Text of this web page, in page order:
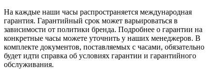
На каждые наши часы распространяется международная
гарантия. Гарантийный срок может варьироваться в
зависимости от политики бренда. Подробнее о гарантии на
конкретные часы можете уточнить у наших менеджеров. В
комплекте документов, поставляемых с часами, обязательно
будет идти справка об условиях гарантии и гарантийного
обслуживания.